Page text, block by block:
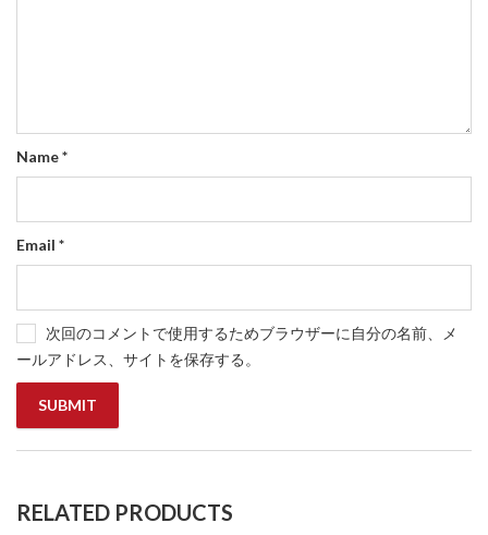
Name*
Email *
次回のコメントで使用するためブラウザーに自分の名前、メ
ールアドレス、サイトを保存する。
RELATED PRODUCTS